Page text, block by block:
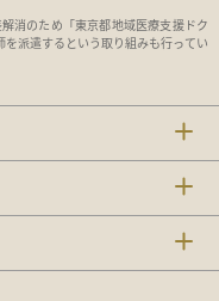
消のため「東京都地域医療支援ドク
派遣するという取り組みも行ってい